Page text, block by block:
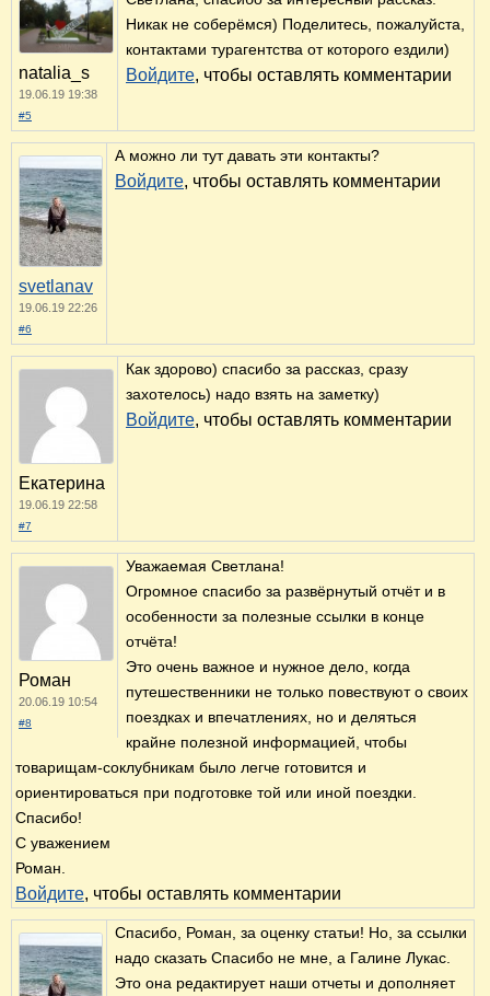
natalia_s
19.06.19 19:38
#5
Никак не соберёмся) Поделитесь, пожалуйста,
контактами турагентства от которого ездили)
Войдите, чтобы оставлять комментарии
svetlanav
19.06.19 22:26
#6
А можно ли тут давать эти контакты?
Войдите, чтобы оставлять комментарии
Екатерина
19.06.19 22:58
#7
Как здорово) спасибо за рассказ, сразу
захотелось) надо взять на заметку)
Войдите, чтобы оставлять комментарии
Роман
20.06.19 10:54
#8
Уважаемая Светлана!
Огромное спасибо за развёрнутый отчёт и в
особенности за полезные ссылки в конце
отчёта!
Это очень важное и нужное дело, когда
путешественники не только повествуют о своих
поездках и впечатлениях, но и деляться
крайне полезной информацией, чтобы
товарищам-соклубникам было легче готовится и
ориентироваться при подготовке той или иной поездки.
Спасибо!
С уважением
Роман.
Войдите, чтобы оставлять комментарии
Спасибо, Роман, за оценку статьи! Но, за ссылки
надо сказать Спасибо не мне, а Галине Лукас.
Это она редактирует наши отчеты и дополняет